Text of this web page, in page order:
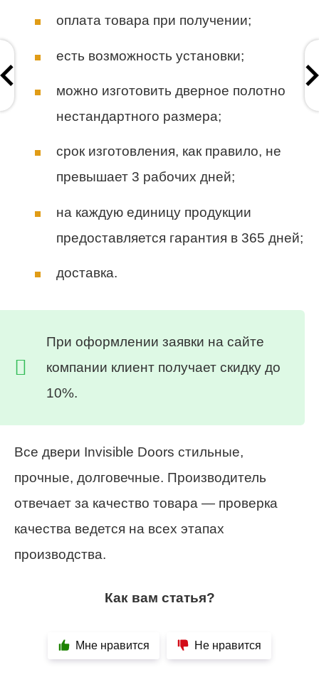
оплата товара при получении;
есть возможность установки;
можно изготовить дверное полотно
нестандартного размера;
срок изготовления, как правило, не
превышает 3 рабочих дней;
на каждую единицу продукции
предоставляется гарантия в 365 дней;
доставка.
При оформлении заявки на сайте
компании клиент получает скидку до
10%.
Все двери Invisible Doors стильные,
прочные, долговечные. Производитель
отвечает за качество товара — проверка
качества ведется на всех этапах
производства.
Как вам статья?
Мне нравится Не нравится